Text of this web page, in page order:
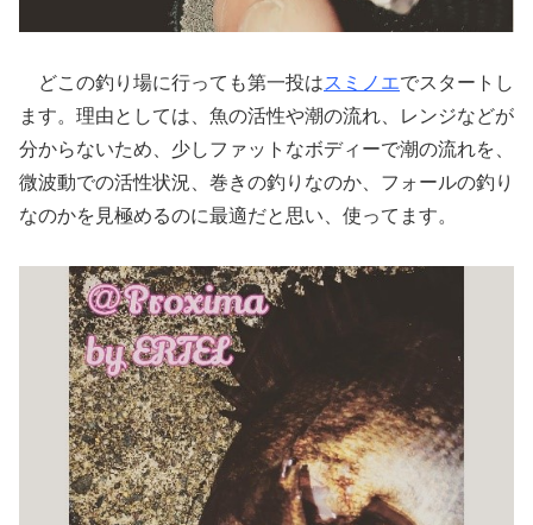
どこの釣り場に行っても第一投はスミノエでスタートし
ます。理由としては、魚の活性や潮の流れ、レンジなどが
分からないため、少しファットなボディーで潮の流れを、
微波動での活性状況、巻きの釣りなのか、フォールの釣り
なのかを見極めるのに最適だと思い、使ってます。